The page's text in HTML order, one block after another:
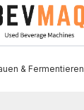
& Fermentieren